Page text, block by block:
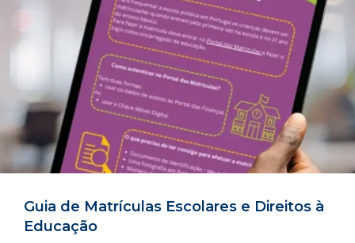
Guia de Matrículas Escolares e Direitos à
Educação